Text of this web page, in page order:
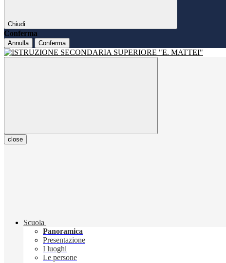
Chiudi
Conferma
Annulla Conferma
close
Scuola
Panoramica
Presentazione
I luoghi
Le persone